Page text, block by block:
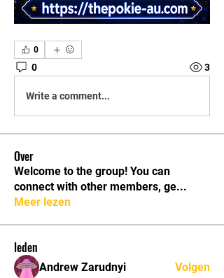
0
0 3
Write a comment...
Over
Welcome to the group! You can
connect with other members, ge...
Meer lezen
leden
Andrew Zarudnyi
Volgen